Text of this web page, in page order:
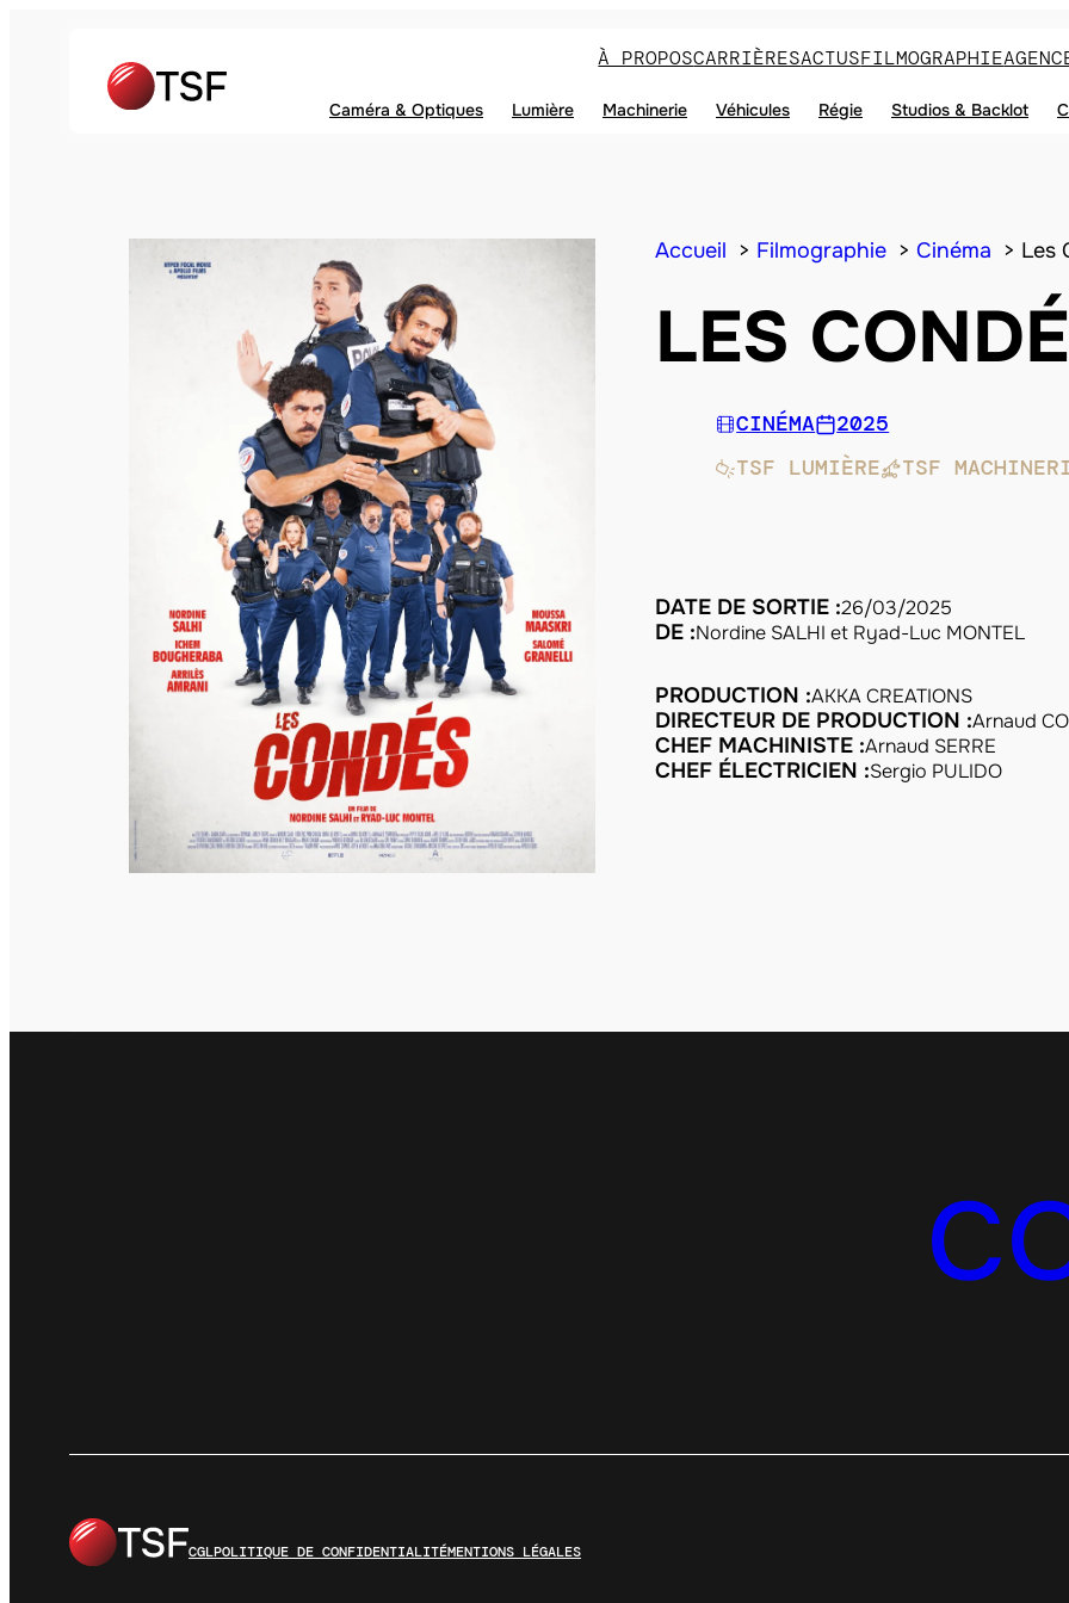
À PROPOSCARRIÈRESACTUSFILMOGRAPHIE
Caméra & Optiques Lumière Machinerie Véhicules Régie Studios & Backlot
Accueil Filmographie Cinéma Les
LES
CINÉMA
2025
TSF LUMIÈRE
TSF
DATE DE SORTIE :26/03/2025
DE :Nordine SALHI et Ryad-Luc MONTEL
PRODUCTION :AKKA CREATIONS
DIRECTEUR DE PRODUCTION :Arnaud
CHEF MACHINISTE :Arnaud SERRE
CHEF ÉLECTRICIEN :Sergio PULIDO
CGLPOLITIQUE DE CONFIDENTIALITÉMENTIONS LÉGALES